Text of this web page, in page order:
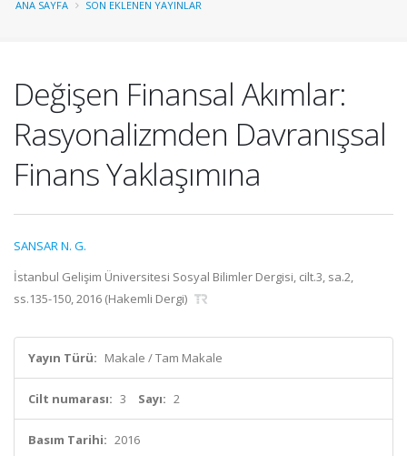
ANA SAYFA SON EKLENEN YAYINLAR
Değişen Finansal Akımlar:
Rasyonalizmden Davranışsal
Finans Yaklaşımına
SANSAR N. G.
İstanbul Gelişim Üniversitesi Sosyal Bilimler Dergisi, cilt.3, sa.2,
ss.135-150, 2016 (Hakemli Dergi)
Yayın Türü: Makale / Tam Makale
Cilt numarası: 3 Sayı: 2
Basım Tarihi: 2016